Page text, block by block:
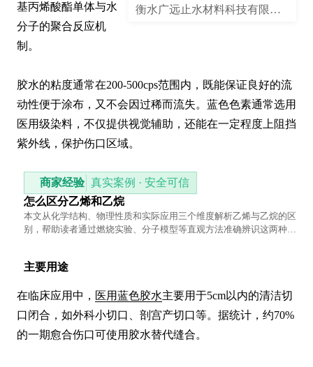
衡水广远止水材料科技有限公司
基丙烯酸酯单体与水
分子的聚合反应机
制。
胶水的粘度通常在200-500cps范围内，既能保证良好的流
动性便于涂布，又不会因过稀而流失。蓝色色素通常选用
医用级染料，不仅提供视觉辅助，还能在一定程度上阻挡
紫外线，保护伤口区域。
商家经验 真实案例 · 安全可信
怎么区分乙烯和乙烷
本文从化学结构、物理性质和实际应用三个维度解析乙烯与乙烷的区
别，帮助读者通过燃烧实验、分子模型等直观方法准确辨识这两种常
主要用途
在临床应用中， 医用蓝色胶水主要用于5cm以内的清洁切
口闭合，如外科小切口、剖宫产切口等。据统计，约70%
的一期愈合伤口可使用胶水替代缝合。